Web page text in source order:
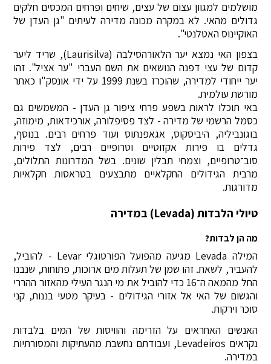
מושלמים למגוון עצום של עצים, שיחים ופרחים המכסים חלקים
גדולים מהאי. לא במקרה מכונה מדירה לעיתים "גן העדן של
האוקיינוס האטלנטי".
בצפון האי נמצא יער הלאורהסילבה (Laurisilva), שריד ליער
קדום של עצי דפנה הנושאים את השם העברי "ער אציל". זהו
יער ייחודי למדירה, שהוכרז בשנת 1999 על ידי אונסק"ו כאתר
מורשת עולמית.
באי תוכלו לראות בשפע פרחי ציפור גן העדן - המשמשים גם
כסמל הרשמי של מדירה - לצד פסיפלורה, אורכידאות, מימוזה,
בוגונביליה, היביסקוס, אגאפנתוס ועוד פרחים רבים. בנוסף,
גדלים בו פירות אקזוטיים וטרופיים רבים, לצד פירות
סוב־טרופיים, וצמחי תבלין שונים. בשל המדרונות התלולים,
מרבית הגידולים החקלאיים מתבצעים בטראסות חקלאיות
מדורגות.
טיולי הלבדות (Levada) במדירה
מה הן לבדות?
המילה Levada מגיעה מהפועל הפורטוגלי Levar - להוביל,
להעביר, לשאת. זהו שמן של תעלות מים ארוכות, פתוחות, שנבנו
החל מהמאה ה־16 כדי להוביל את מי הנגר העילי מהאזור ההררי
והגשום של האי אל אזורי הגידולים - בעיקר מטעי בננות, קני
סוכר וירקות.
האנשים האחראים על הזרימה והוויסות של המים בלבדות
נקראים Levadeiros, ועבודתם נחשבת מהעתיקות והמסורתיות
במדירה.